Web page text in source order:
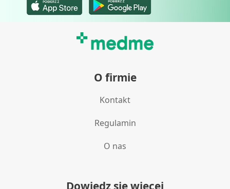
O firmie
Kontakt
Regulamin
O nas
Dowiedz się więcej